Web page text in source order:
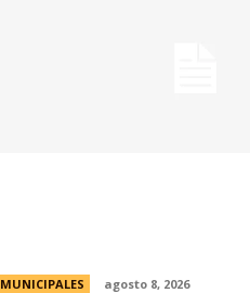
MUNICIPALES agosto 8, 2026